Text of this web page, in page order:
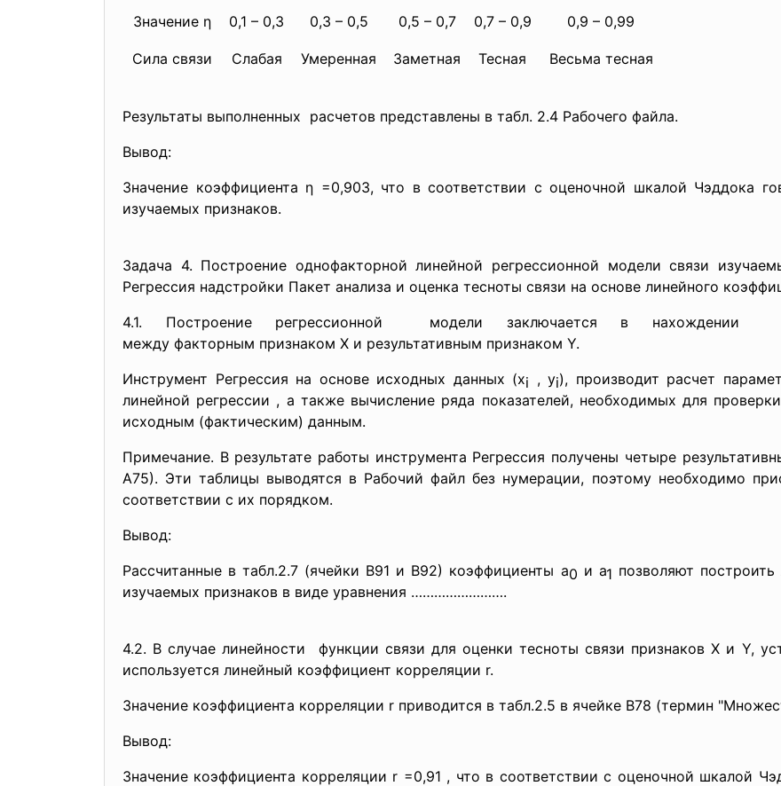
Значение η 0,1 – 0,3 0,3 – 0,5 0,5 – 0,7 0,7 – 0,9 0,9 – 0,99
Сила связи Слабая Умеренная Заметная Тесная Весьма тесная
Результаты выполненных расчетов представлены в табл. 2.4 Рабочего файла.
Вывод:
Значение коэффициента η =0,903, что в соответствии с оценочной шкалой Чэддока
изучаемых признаков.
Задача 4. Построение однофакторной линейной регрессионной модели связи
Регрессия надстройки Пакет анализа и оценка тесноты связи на основе линейного
4.1. Построение регрессионной модели заключается в нахождении
между факторным признаком X и результативным признаком Y.
Инструмент Регрессия на основе исходных данных (xi , yi), производит расчет
линейной регрессии , а также вычисление ряда показателей, необходимых для
исходным (фактическим) данным.
Примечание. В результате работы инструмента Регрессия получены четыре
А75). Эти таблицы выводятся в Рабочий файл без нумерации, поэтому необходимо
соответствии с их порядком.
Вывод:
Рассчитанные в табл.2.7 (ячейки В91 и В92) коэффициенты а0 и а1 позволяют
изучаемых признаков в виде уравнения …………………….
4.2. В случае линейности функции связи для оценки тесноты связи признаков X и Y,
используется линейный коэффициент корреляции r.
Значение коэффициента корреляции r приводится в табл.2.5 в ячейке В78 (термин
Вывод:
Значение коэффициента корреляции r =0,91 , что в соответствии с оценочной шкалой